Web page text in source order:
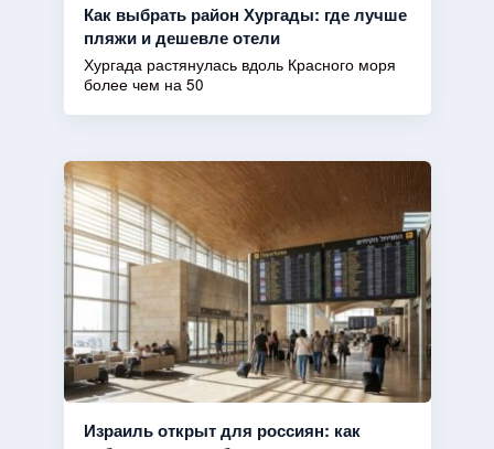
Как выбрать район Хургады: где лучше
пляжи и дешевле отели
Хургада растянулась вдоль Красного моря
более чем на 50
Израиль открыт для россиян: как